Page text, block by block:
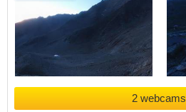
2 webcams